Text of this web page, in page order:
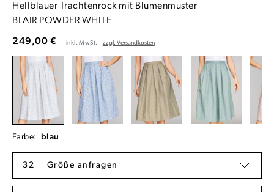
Hellblauer Trachtenrock mit Blumenmuster
BLAIR POWDER WHITE
249,00 € inkl. MwSt. zzgl. Versandkosten
Farbe: blau
32 Größe anfragen